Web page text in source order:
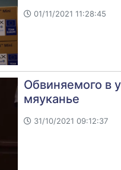
01/11/2021 11:28:45
Обвиняемого в
мяуканье
31/10/2021 09:12:37